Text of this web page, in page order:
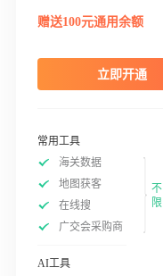
赠送100元通用余额
立即开通
常用工具
海关数据
地图获客
在线搜
广交会采购商
不
限
AI工具